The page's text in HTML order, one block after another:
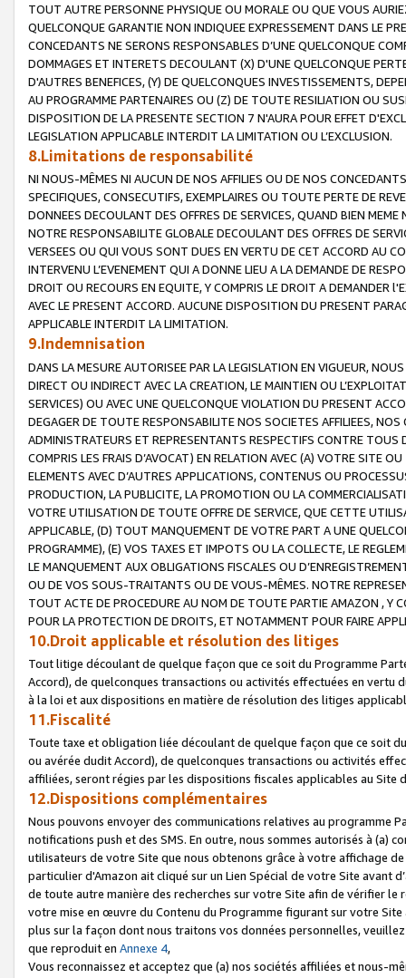
TOUT AUTRE PERSONNE PHYSIQUE OU MORALE OU QUE VOUS
QUELCONQUE GARANTIE NON INDIQUEE EXPRESSEMENT DANS LE
CONCEDANTS NE SERONS RESPONSABLES D’UNE QUELCONQUE
DOMMAGES ET INTERETS DECOULANT (X) D'UNE QUELCONQUE
D'AUTRES BENEFICES, (Y) DE QUELCONQUES INVESTISSEMENTS,
AU PROGRAMME PARTENAIRES OU (Z) DE TOUTE RESILIATION OU
DISPOSITION DE LA PRESENTE SECTION 7 N'AURA POUR EFFET
LEGISLATION APPLICABLE INTERDIT LA LIMITATION OU L’EXCLUSION.
8.Limitations de responsabilité
NI NOUS-MÊMES NI AUCUN DE NOS AFFILIES OU DE NOS
SPECIFIQUES, CONSECUTIFS, EXEMPLAIRES OU TOUTE PERTE DE
DONNEES DECOULANT DES OFFRES DE SERVICES, QUAND BIEN
NOTRE RESPONSABILITE GLOBALE DECOULANT DES OFFRES DE
VERSEES OU QUI VOUS SONT DUES EN VERTU DE CET ACCORD AU
INTERVENU L’EVENEMENT QUI A DONNE LIEU A LA DEMANDE DE
DROIT OU RECOURS EN EQUITE, Y COMPRIS LE DROIT A DEMANDER
AVEC LE PRESENT ACCORD. AUCUNE DISPOSITION DU PRESENT
APPLICABLE INTERDIT LA LIMITATION.
9.Indemnisation
DANS LA MESURE AUTORISEE PAR LA LEGISLATION EN VIGUEUR,
DIRECT OU INDIRECT AVEC LA CREATION, LE MAINTIEN OU
SERVICES) OU AVEC UNE QUELCONQUE VIOLATION DU PRESENT
DEGAGER DE TOUTE RESPONSABILITE NOS SOCIETES AFFILIEES,
ADMINISTRATEURS ET REPRESENTANTS RESPECTIFS CONTRE
COMPRIS LES FRAIS D’AVOCAT) EN RELATION AVEC (A) VOTRE SITE
ELEMENTS AVEC D’AUTRES APPLICATIONS, CONTENUS OU
PRODUCTION, LA PUBLICITE, LA PROMOTION OU LA
VOTRE UTILISATION DE TOUTE OFFRE DE SERVICE, QUE CETTE
APPLICABLE, (D) TOUT MANQUEMENT DE VOTRE PART A UNE
PROGRAMME), (E) VOS TAXES ET IMPOTS OU LA COLLECTE, LE
LE MANQUEMENT AUX OBLIGATIONS FISCALES OU
OU DE VOS SOUS-TRAITANTS OU DE VOUS-MÊMES. NOTRE
TOUT ACTE DE PROCEDURE AU NOM DE TOUTE PARTIE AMAZON , Y
POUR LA PROTECTION DE DROITS, ET NOTAMMENT POUR FAIRE
10.Droit applicable et résolution des litiges
Tout litige découlant de quelque façon que ce soit du Programme
Accord), de quelconques transactions ou activités effectuées en vertu
à la loi et aux dispositions en matière de résolution des litiges
11.Fiscalité
Toute taxe et obligation liée découlant de quelque façon que ce soit
ou avérée dudit Accord), de quelconques transactions ou activités
affiliées, seront régies par les dispositions fiscales applicables au Site
12.Dispositions complémentaires
Nous pouvons envoyer des communications relatives au programme
notifications push et des SMS. En outre, nous sommes autorisés à
utilisateurs de votre Site que nous obtenons grâce à votre affichage
particulier d'Amazon ait cliqué sur un Lien Spécial de votre Site avant
de toute autre manière des recherches sur votre Site afin de vérifier
votre mise en œuvre du Contenu du Programme figurant sur votre
plus sur la façon dont nous traitons vos données personnelles,
que reproduit en Annexe 4,
Vous reconnaissez et acceptez que (a) nos sociétés affiliées et nous-